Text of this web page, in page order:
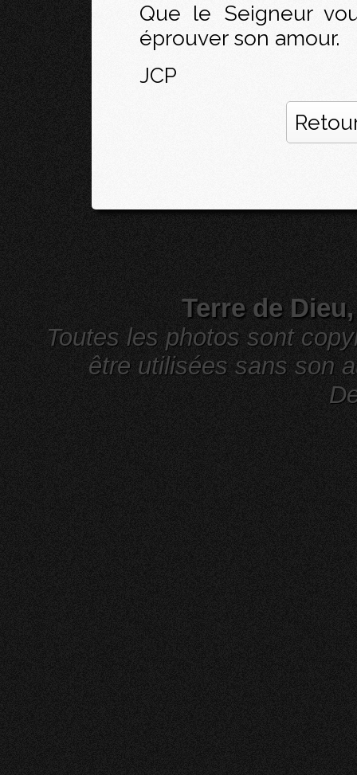
Que le Seigneur
éprouver son amour.
JCP
Terre de
Toutes les photos sont
être utilisées sans son